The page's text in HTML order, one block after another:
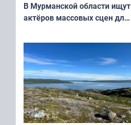
В Мурманской области ищут
актёров массовых сцен для
короткометражном фильме